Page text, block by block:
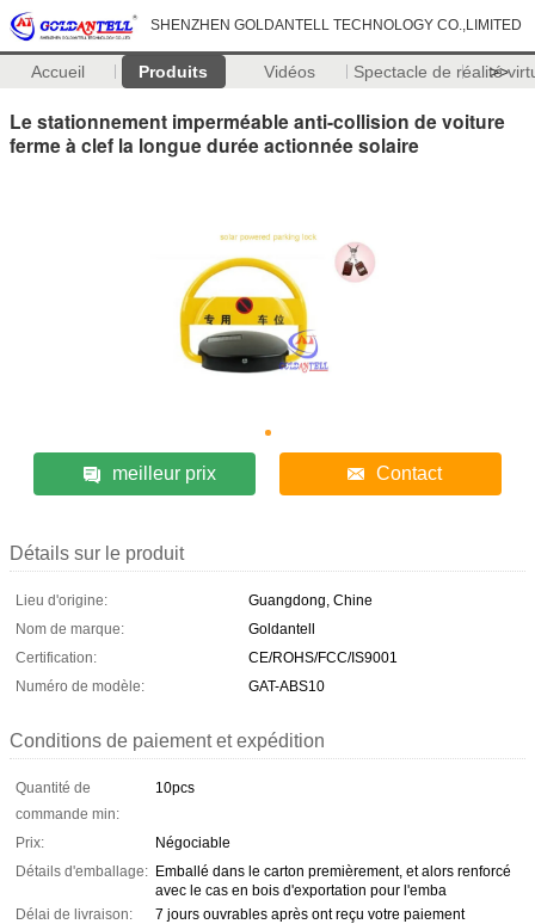
SHENZHEN GOLDANTELL TECHNOLOGY CO.,LIMITED
Accueil Produits Vidéos Spectacle de réalité
>>
Le stationnement imperméable anti-collision de voiture
ferme à clef la longue durée actionnée solaire
meilleur prix Contact
Détails sur le produit
Lieu d'origine:
Guangdong, Chine
Nom de marque:
Goldantell
Certification:
CE/ROHS/FCC/IS9001
Numéro de modèle:
GAT-ABS10
Conditions de paiement et expédition
Quantité de
commande min:
10pcs
Prix:
Négociable
Détails d'emballage: Emballé dans le carton premièrement, et alors renforcé
avec le cas en bois d'exportation pour l'emba
Délai de livraison:
7 jours ouvrables après ont reçu votre paiement